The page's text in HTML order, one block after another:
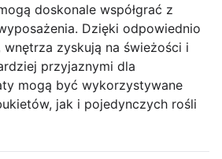
doskonale współgrać z
Dzięki odpowiednio
zyskują na świeżości i
przyjaznymi dla
mogą być wykorzystywane
jak i pojedynczych rośli